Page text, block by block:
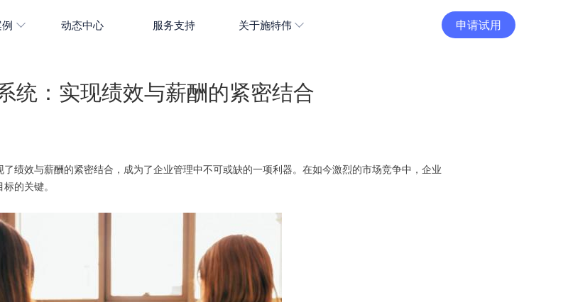
动态中心 服务支持 关于施特伟 申请试用
统：实现绩效与薪酬的紧密结合
绩效与薪酬的紧密结合，成为了企业管理中不可或缺的一项利器。在如今激烈的市场竞争中，企业
标的关键。